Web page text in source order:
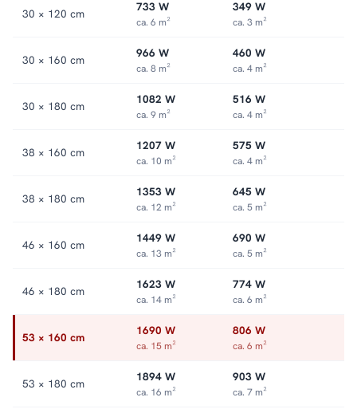
ruhig. Alle Größen und Ausführungen finden Sie in der Kategorie
30 × 120 cm 733 W
ca. 6 m²
349 W
ca. 3 m²
30 × 160 cm 966 W
ca. 8 m²
460 W
ca. 4 m²
30 × 180 cm 1082 W
ca. 9 m²
516 W
ca. 4 m²
38 × 160 cm 1207 W
ca. 10 m²
575 W
ca. 4 m²
38 × 180 cm 1353 W
ca. 12 m²
645 W
ca. 5 m²
46 × 160 cm 1449 W
ca. 13 m²
690 W
ca. 5 m²
46 × 180 cm 1623 W
ca. 14 m²
774 W
ca. 6 m²
53 × 160 cm 1690 W
ca. 15 m²
806 W
ca. 6 m²
53 × 180 cm 1894 W
ca. 16 m²
903 W
ca. 7 m²